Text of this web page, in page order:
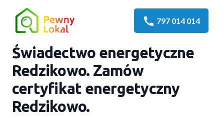
call 797 014 014
Świadectwo energetyczne
Redzikowo. Zamów
certyfikat energetyczny
Redzikowo.